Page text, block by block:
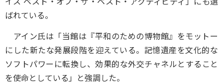
ばれている。
アイン氏は「当館は『平和のための博物館』をモットー
にした新たな発展段階を迎えている。記憶遺産を文化的な
ソフトパワーに転換し、効果的な外交チャネルとすること
を使命としている」と強調した。